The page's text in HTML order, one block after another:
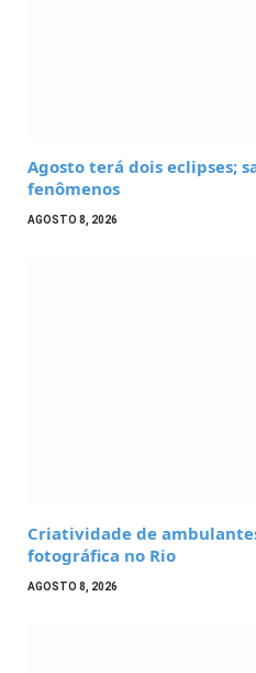
Agosto terá dois eclipses;
fenômenos
AGOSTO 8, 2026
Criatividade de
fotográfica no Rio
AGOSTO 8, 2026